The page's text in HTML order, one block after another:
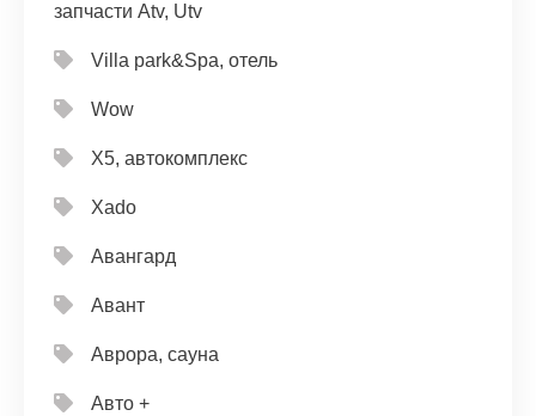
запчасти Atv, Utv
Villa park&Spa, отель
Wow
X5, автокомплекс
Xado
Авангард
Авант
Аврора, сауна
Авто +